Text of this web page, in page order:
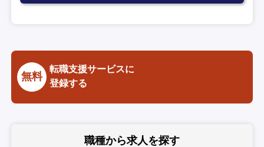
無料
転職支援サービスに
登録する
職種から求人を探す